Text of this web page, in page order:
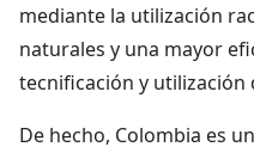
mediante la utilización
naturales y una mayor
tecnificación y utilización
De hecho, Colombia es